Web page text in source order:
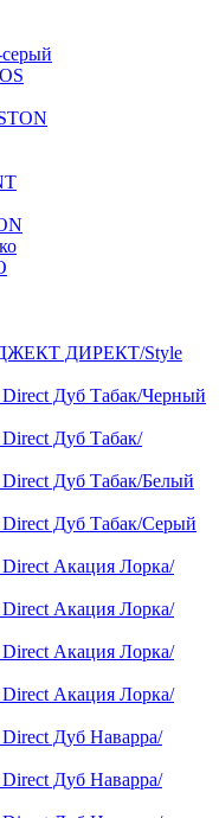
ДИРЕКТ/Style
Дуб Табак/Черный
Дуб Табак/
Дуб Табак/Белый
Дуб Табак/Серый
Акация Лорка/
Акация Лорка/
Акация Лорка/
Акация Лорка/
Дуб Наварра/
Дуб Наварра/